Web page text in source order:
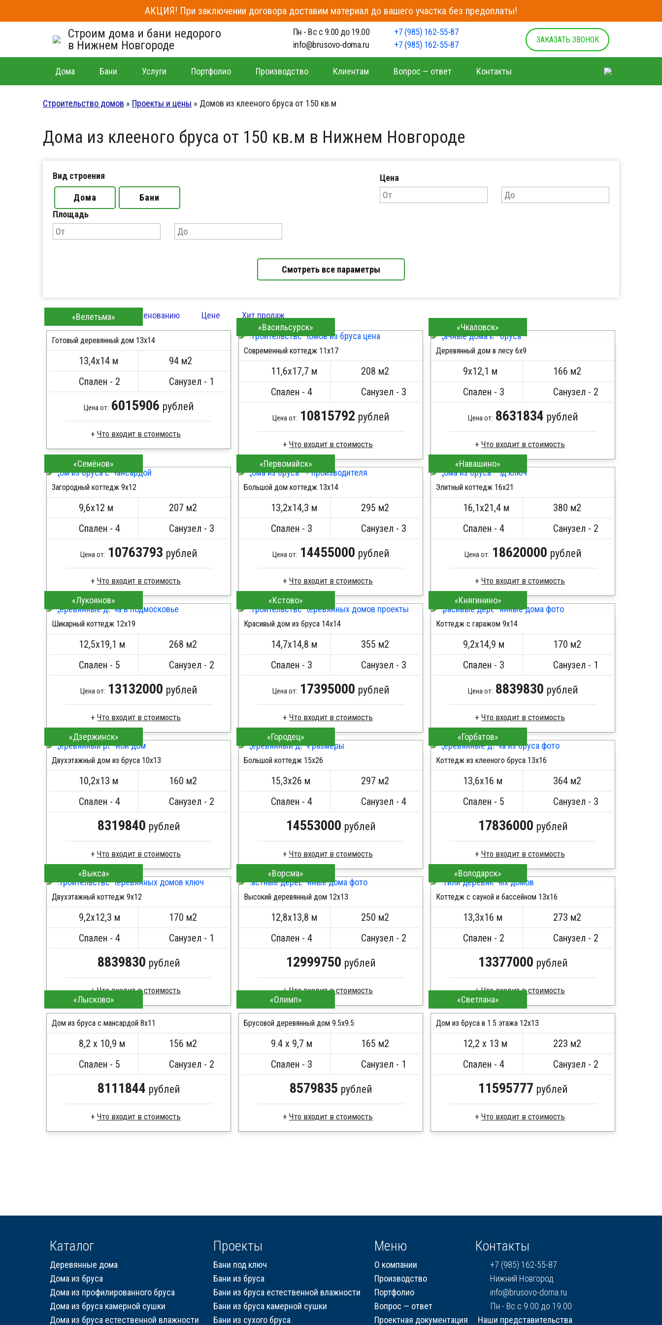
АКЦИЯ! При заключении договора доставим материал до вашего участка без предоплаты!
Строим дома и бани недорого
в Нижнем Новгороде
Пн - Вс с 9.00 до 19.00
info@brusovo-doma.ru
+7 (985) 162-55-87
+7 (985) 162-55-87
ЗАКАЗАТЬ ЗВОНОК
Дома Бани Услуги Портфолио Производство Клиентам Вопрос — ответ Контакты
Строительство домов » Проекты и цены » Домов из клееного бруса от 150 кв.м
Дома из клееного бруса от 150 кв.м в Нижнем Новгороде
Вид строения
Дома Бани
Цена
Площадь
Смотреть все параметры
Сортировать по: Наименованию Цене Хит продаж
ПОДРОБНЕЕ
«Велетьма»
Готовый деревянный дом 13х14
13,4х14 м
94 м2
Спален - 2
Санузел - 1
Цена от: 6015906 рублей
Что входит в стоимость
Брус камерной сушки
Стропила, балки 50х200 мм
Кровля металлочерепица
Метизы, саморезы, гвозди
Сборка на березовые нагеля, джут
Металлические сваи 108 диаметр
ПОДРОБНЕЕ
«Васильсурск»
Современный коттедж 11х17
11,6х17,7 м
208 м2
Спален - 4
Санузел - 3
Цена от: 10815792 рублей
Что входит в стоимость
Брус естественной влажности
Стропила, балки 50х200 мм
Кровля металлочерепица
Сборка на березовые нагеля, джут
Металлические сваи 108 диаметр
ПОДРОБНЕЕ
«Чкаловск»
Деревянный дом в лесу 6x9
9х12,1 м
166 м2
Спален - 3
Санузел - 2
Цена от: 8631834 рублей
Что входит в стоимость
Профилированный брус
Стропила, балки 50х200 мм
Кровля металлочерепица
Сборка на березовые нагеля, джут
Металлические сваи 108 диаметр
ПОДРОБНЕЕ
«Семёнов»
Загородный коттедж 9х12
9,6х12 м
207 м2
Спален - 4
Санузел - 3
Цена от: 10763793 рублей
Что входит в стоимость
Сухой брус
Стропила, балки 50х200 мм
Кровля металлочерепица
Сборка на березовые нагеля, джут
Металлические сваи 108 диаметр
ПОДРОБНЕЕ
«Первомайск»
Большой дом коттедж 13х14
13,2х14,3 м
295 м2
Спален - 3
Санузел - 3
Цена от: 14455000 рублей
Что входит в стоимость
Клееный брус
Стропила, балки 50х200 мм
Кровля металлочерепица
Сборка на березовые нагеля, джут
Металлические сваи 108 диаметр
ПОДРОБНЕЕ
«Навашино»
Элитный коттедж 16х21
16,1х21,4 м
380 м2
Спален - 4
Санузел - 2
Цена от: 18620000 рублей
Что входит в стоимость
Брус камерной сушки
Стропила, балки 50х200 мм
Кровля металлочерепица
Сборка на березовые нагеля, джут
Металлические сваи 108 диаметр
ПОДРОБНЕЕ
«Лукоянов»
Шикарный коттедж 12х19
12,5х19,1 м
268 м2
Спален - 5
Санузел - 2
Цена от: 13132000 рублей
Что входит в стоимость
Профилированный брус
Стропила, балки 50х200 мм
Кровля металлочерепица
Сборка на березовые нагеля, джут
Металлические сваи 108 диаметр
ПОДРОБНЕЕ
«Кстово»
Красивый дом из бруса 14х14
14,7х14,8 м
355 м2
Спален - 3
Санузел - 3
Цена от: 17395000 рублей
Что входит в стоимость
Сухой брус
Стропила, балки 50х200 мм
Кровля металлочерепица
Сборка на березовые нагеля, джут
Металлические сваи 108 диаметр
ПОДРОБНЕЕ
«Княгинино»
Коттедж с гаражом 9х14
9,2х14,9 м
170 м2
Спален - 3
Санузел - 1
Цена от: 8839830 рублей
Что входит в стоимость
Брус камерной сушки
Стропила, балки 50х200 мм
Кровля металлочерепица
Сборка на березовые нагеля, джут
Металлические сваи 108 диаметр
ПОДРОБНЕЕ
«Дзержинск»
Двухэтажный дом из бруса 10х13
10,2х13 м
160 м2
Спален - 4
Санузел - 2
8319840 рублей
Что входит в стоимость
Брус естественной влажности
Стропила, балки 50х200 мм
Кровля металлочерепица
Сборка на березовые нагеля, джут
Металлические сваи 108 диаметр
ПОДРОБНЕЕ
«Городец»
Большой коттедж 15х26
15,3х26 м
297 м2
Спален - 4
Санузел - 4
14553000 рублей
Что входит в стоимость
Клееный брус
Стропила, балки 50х200 мм
Кровля металлочерепица
Сборка на березовые нагеля, джут
Металлические сваи 108 диаметр
ПОДРОБНЕЕ
«Горбатов»
Коттедж из клееного бруса 13х16
13,6х16 м
364 м2
Спален - 5
Санузел - 3
17836000 рублей
Что входит в стоимость
Сухой брус
Стропила, балки 50х200 мм
Кровля металлочерепица
Сборка на березовые нагеля, джут
Металлические сваи 108 диаметр
ПОДРОБНЕЕ
«Выкса»
Двухэтажный коттедж 9х12
9,2х12,3 м
170 м2
Спален - 4
Санузел - 1
8839830 рублей
Что входит в стоимость
Брус камерной сушки
Стропила, балки 50х200 мм
Метизы, саморезы, гвозди
Сборка на березовые нагеля, джут
ПОДРОБНЕЕ
«Ворсма»
Высокий деревянный дом 12х13
12,8х13,8 м
250 м2
Спален - 4
Санузел - 2
12999750 рублей
Что входит в стоимость
Профилированный брус
Стропила, балки 50х200 мм
Метизы, саморезы, гвозди
Сборка на березовые нагеля, джут
ПОДРОБНЕЕ
«Володарск»
Коттедж с сауной и бассейном 13х16
13,3х16 м
273 м2
Спален - 2
Санузел - 2
13377000 рублей
Что входит в стоимость
Брус естественной влажности
Стропила, балки 50х200 мм
Метизы, саморезы, гвозди
Сборка на березовые нагеля, джут
ПОДРОБНЕЕ
«Лысково»
Дом из бруса с мансардой 8х11
8,2 х 10,9 м
156 м2
Спален - 5
Санузел - 2
8111844 рублей
Что входит в стоимость
ПОДРОБНЕЕ
«Олимп»
Брусовой деревянный дом 9.5х9.5
9.4 х 9,7 м
165 м2
Спален - 3
Санузел - 1
8579835 рублей
Что входит в стоимость
ПОДРОБНЕЕ
«Светлана»
Дом из бруса в 1.5 этажа 12х13
12,2 х 13 м
223 м2
Спален - 4
Санузел - 2
11595777 рублей
Что входит в стоимость
Каталог
Деревянные дома
Дома из бруса
Дома из профилированного бруса
Дома из бруса камерной сушки
Дома из бруса естественной влажности
Проекты
Бани под ключ
Бани из бруса
Бани из бруса естественной влажности
Бани из бруса камерной сушки
Бани из сухого бруса
Меню
О компании
Производство
Портфолио
Вопрос — ответ
Проектная документация
Контакты
+7 (985) 162-55-87
Нижний Новгород
info@brusovo-doma.ru
Пн - Вс с 9.00 до 19.00
Наши представительства